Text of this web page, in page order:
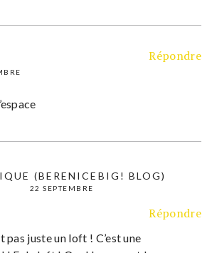
Répondre
(BERENICEBIG! BLOG)
22 SEPTEMBRE
Répondre
pas juste un loft ! C’est une